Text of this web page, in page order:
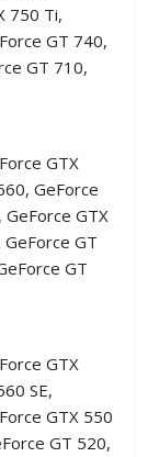
750 Ti,
GT 740,
GT 710,
GTX
GeForce
GeForce GTX
GT
GT
GTX
SE,
GTX 550
GT 520,